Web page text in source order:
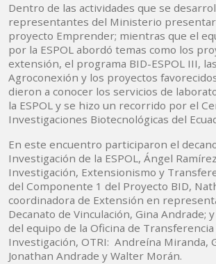
Dentro de las actividades que se
representantes del Ministerio
proyecto Emprender; mientras que el
por la ESPOL abordó temas como los
extensión, el programa BID-ESPOL III,
Agroconexión y los proyectos
dieron a conocer los servicios de
la ESPOL y se hizo un recorrido por el
Investigaciones Biotecnológicas del
En este encuentro participaron el
Investigación de la ESPOL, Ángel
Investigación, Extensionismo y
del Componente 1 del Proyecto BID,
coordinadora de Extensión en
Decanato de Vinculación, Gina Andrade;
del equipo de la Oficina de
Investigación, OTRI: Andreína Miranda,
Jonathan Andrade y Walter Morán.